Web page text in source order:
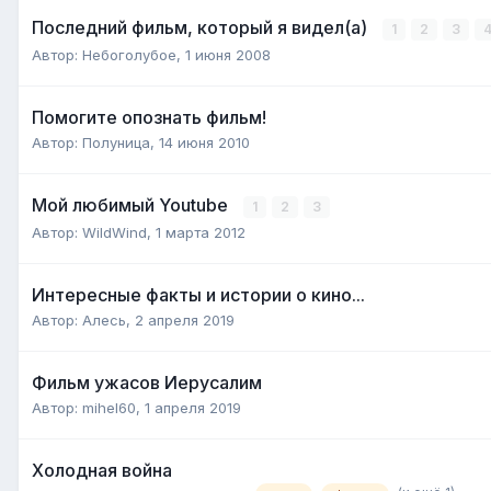
Последний фильм, который я видел(а) 1 2 3 4
Автор: Небоголубое, 1 июня 2008
Помогите опознать фильм!
Автор: Полуница, 14 июня 2010
Мой любимый Youtube 1 2 3
Автор: WildWind, 1 марта 2012
Интересные факты и истории о кино...
Автор: Алесь, 2 апреля 2019
Фильм ужасов Иерусалим
Автор: mihel60, 1 апреля 2019
Холодная война